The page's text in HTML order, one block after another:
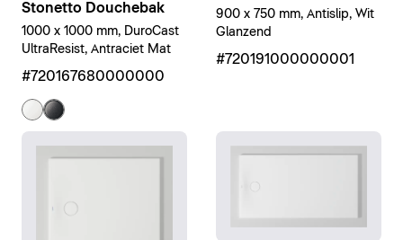
Stonetto Douchebak
1000 x 1000 mm, DuroCast
UltraResist, Antraciet Mat
#720167680000000
900 x 750 mm, Antislip, Wit
Glanzend
#720191000000001